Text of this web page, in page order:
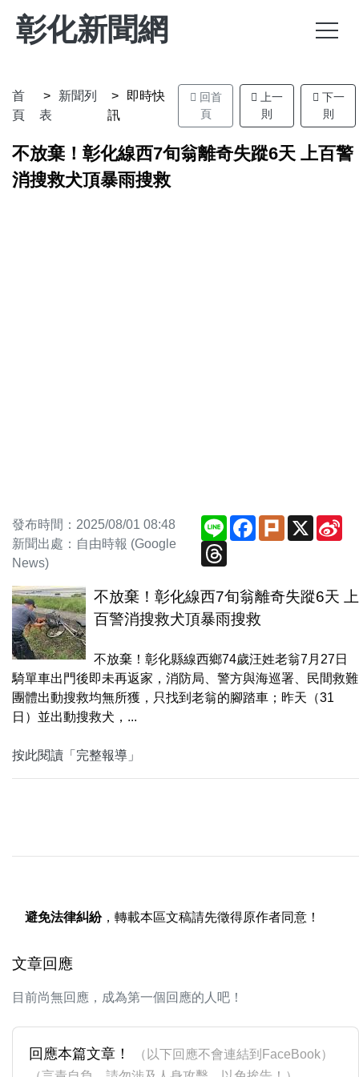
彰化新聞網
首
頁
新聞列
表
即時快
訊
回首
頁
上一
則
下一
則
不放棄！彰化線西7旬翁離奇失蹤6天 上百警
消搜救犬頂暴雨搜救
發布時間：2025/08/01 08:48
新聞出處：自由時報 (Google
News)
Line Facebook
Plurk X
不放棄！彰化線西7旬翁離奇失蹤6天 上
百警消搜救犬頂暴雨搜救
不放棄！彰化縣線西鄉74歲汪姓老翁7月27日
騎單車出門後即未再返家，消防局、警方與海巡署、民間救難
團體出動搜救均無所獲，只找到老翁的腳踏車；昨天（31
日）並出動搜救犬，...
按此閱讀「完整報導」
避免法律糾紛，轉載本區文稿請先徵得原作者同意！
文章回應
目前尚無回應，成為第一個回應的人吧！
回應本篇文章！
（以下回應不會連結到FaceBook）